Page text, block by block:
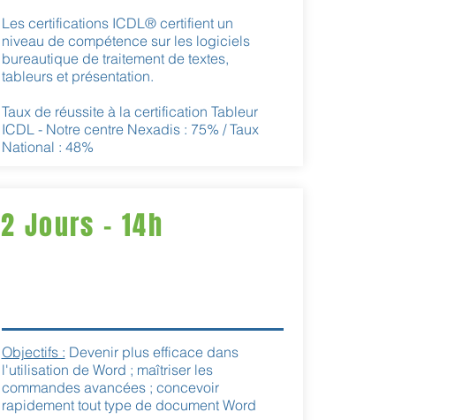
Les certifications ICDL® certifient un
niveau de compétence sur les logiciels
bureautique de traitement de textes,
tableurs et présentation.
Taux de réussite à la certification Tableur
ICDL - Notre centre Nexadis : 75% / Taux
National : 48%
2 Jours - 14h
Objectifs : Devenir plus efficace dans
l'utilisation de Word ; maîtriser les
commandes avancées ; concevoir
rapidement tout type de document Word